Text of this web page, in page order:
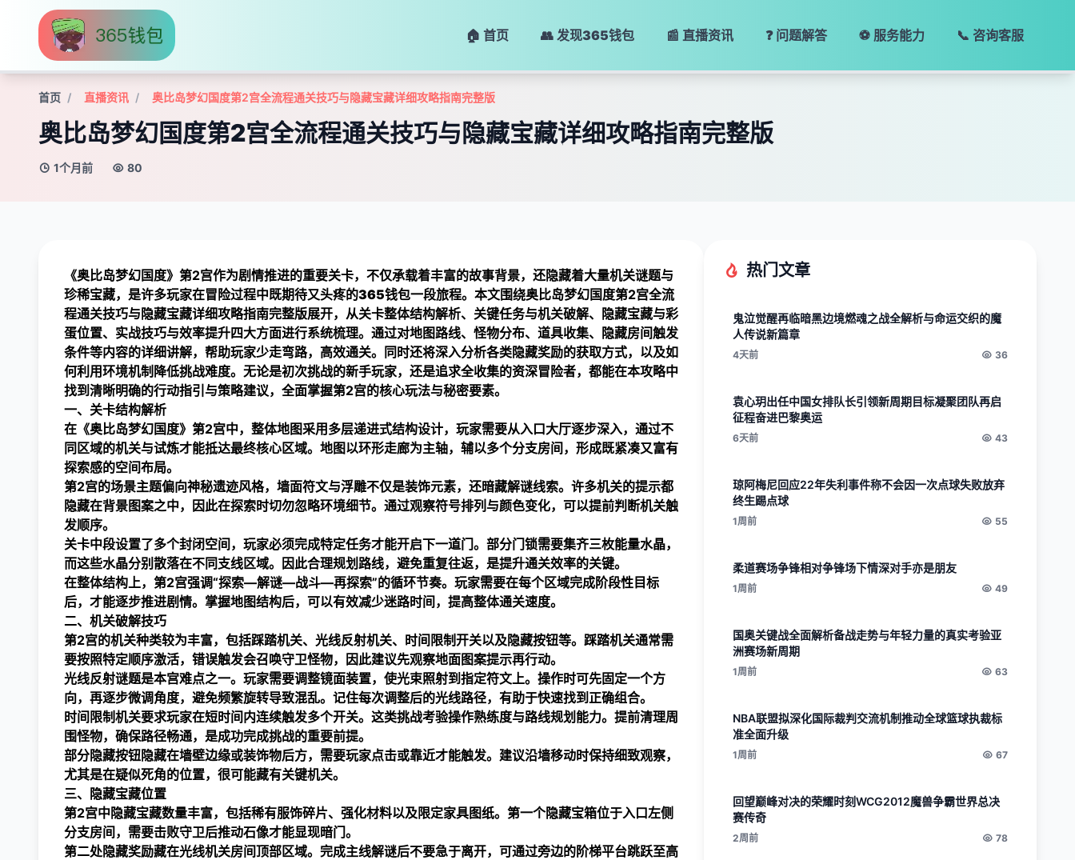
🏠 首页 👥 发现365钱包 📰 直播资讯 ❓ 问题解答 ⚽ 服务能力 📞 咨询客服
首页 直播资讯 奥比岛梦幻国度第2宫全流程通关技巧与隐藏宝藏详细攻略指南完整版
奥比岛梦幻国度第2宫全流程通关技巧与隐藏宝藏详细攻略指南完整版
1个月前 80
《奥比岛梦幻国度》第2宫作为剧情推进的重要关卡，不仅承载着丰富的故事背景，还隐藏着大量机关谜题与
珍稀宝藏，是许多玩家在冒险过程中既期待又头疼的365钱包一段旅程。本文围绕奥比岛梦幻国度第2宫全流
程通关技巧与隐藏宝藏详细攻略指南完整版展开，从关卡整体结构解析、关键任务与机关破解、隐藏宝藏与彩
蛋位置、实战技巧与效率提升四大方面进行系统梳理。通过对地图路线、怪物分布、道具收集、隐藏房间触发
条件等内容的详细讲解，帮助玩家少走弯路，高效通关。同时还将深入分析各类隐藏奖励的获取方式，以及如
何利用环境机制降低挑战难度。无论是初次挑战的新手玩家，还是追求全收集的资深冒险者，都能在本攻略中
找到清晰明确的行动指引与策略建议，全面掌握第2宫的核心玩法与秘密要素。
一、关卡结构解析
在《奥比岛梦幻国度》第2宫中，整体地图采用多层递进式结构设计，玩家需要从入口大厅逐步深入，通过不
同区域的机关与试炼才能抵达最终核心区域。地图以环形走廊为主轴，辅以多个分支房间，形成既紧凑又富有
探索感的空间布局。
第2宫的场景主题偏向神秘遗迹风格，墙面符文与浮雕不仅是装饰元素，还暗藏解谜线索。许多机关的提示都
隐藏在背景图案之中，因此在探索时切勿忽略环境细节。通过观察符号排列与颜色变化，可以提前判断机关触
发顺序。
关卡中段设置了多个封闭空间，玩家必须完成特定任务才能开启下一道门。部分门锁需要集齐三枚能量水晶，
而这些水晶分别散落在不同支线区域。因此合理规划路线，避免重复往返，是提升通关效率的关键。
在整体结构上，第2宫强调“探索—解谜—战斗—再探索”的循环节奏。玩家需要在每个区域完成阶段性目标
后，才能逐步推进剧情。掌握地图结构后，可以有效减少迷路时间，提高整体通关速度。
二、机关破解技巧
第2宫的机关种类较为丰富，包括踩踏机关、光线反射机关、时间限制开关以及隐藏按钮等。踩踏机关通常需
要按照特定顺序激活，错误触发会召唤守卫怪物，因此建议先观察地面图案提示再行动。
光线反射谜题是本宫难点之一。玩家需要调整镜面装置，使光束照射到指定符文上。操作时可先固定一个方
向，再逐步微调角度，避免频繁旋转导致混乱。记住每次调整后的光线路径，有助于快速找到正确组合。
时间限制机关要求玩家在短时间内连续触发多个开关。这类挑战考验操作熟练度与路线规划能力。提前清理周
围怪物，确保路径畅通，是成功完成挑战的重要前提。
部分隐藏按钮隐藏在墙壁边缘或装饰物后方，需要玩家点击或靠近才能触发。建议沿墙移动时保持细致观察，
尤其是在疑似死角的位置，很可能藏有关键机关。
三、隐藏宝藏位置
第2宫中隐藏宝藏数量丰富，包括稀有服饰碎片、强化材料以及限定家具图纸。第一个隐藏宝箱位于入口左侧
分支房间，需要击败守卫后推动石像才能显现暗门。
第二处隐藏奖励藏在光线机关房间顶部区域。完成主线解谜后不要急于离开，可通过旁边的阶梯平台跳跃至高
热门文章
鬼泣觉醒再临暗黑边境燃魂之战全解析与命运交织的魔
人传说新篇章
4天前 36
袁心玥出任中国女排队长引领新周期目标凝聚团队再启
征程奋进巴黎奥运
6天前 43
琼阿梅尼回应22年失利事件称不会因一次点球失败放弃
终生踢点球
1周前 55
柔道赛场争锋相对争锋场下情深对手亦是朋友
1周前 49
国奥关键战全面解析备战走势与年轻力量的真实考验亚
洲赛场新周期
1周前 63
NBA联盟拟深化国际裁判交流机制推动全球篮球执裁标
准全面升级
1周前 67
回望巅峰对决的荣耀时刻WCG2012魔兽争霸世界总决
赛传奇
2周前 78